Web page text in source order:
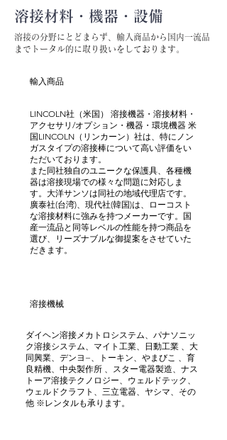
溶接材料・機器・設備
溶接の分野にとどまらず、輸入商品から国内一流品
までトータル的に取り扱いをしております。
輸入商品
LINCOLN社（米国） 溶接機器・溶接材料・
アクセサリ/オプション・機器・環境機器 米
国LINCOLN（リンカーン）社は、特にノン
ガスタイプの溶接棒について高い評価をい
ただいております。
また同社独自のユニークな保護具、各種機
器は溶接現場での様々な問題に対応しま
す。大洋サンソは同社の地域代理店です。
廣泰社(台湾)、現代社(韓国)は、ローコスト
な溶接材料に強みを持つメーカーです。国
産一流品と同等レベルの性能を持つ商品を
選び、リーズナブルな御提案をさせていた
だきます。
溶接機械
ダイヘン溶接メカトロシステム、パナソニッ
ク溶接システム、マイト工業、日動工業 、大
同興業、デンヨ−、トーキン、やまびこ 、育
良精機、中央製作所 、スター電器製造、ナス
トーア溶接テクノロジー、ウェルドテック、
ウェルドクラフト、三立電器、ヤシマ、その
他 ※レンタルも承ります。